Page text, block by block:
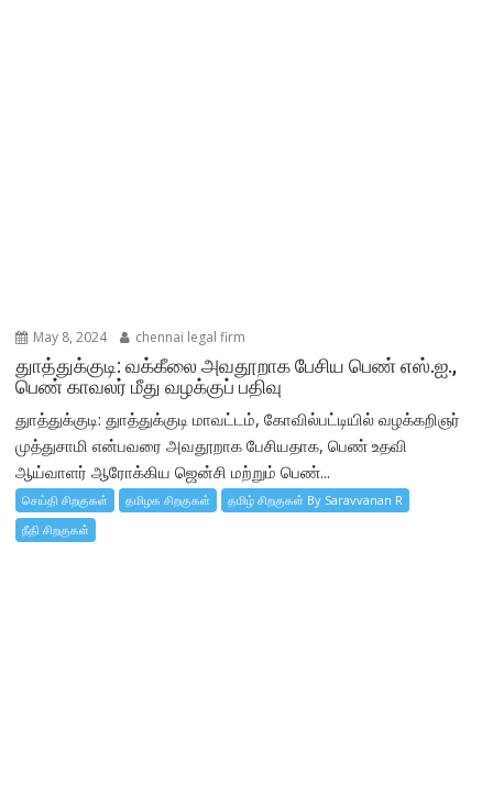
May 8, 2024 chennai legal firm
துாத்துக்குடி: வக்கீலை அவதூறாக பேசிய பெண் எஸ்.ஐ.,
பெண் காவலர் மீது வழக்குப் பதிவு
துாத்துக்குடி: துாத்துக்குடி மாவட்டம், கோவில்பட்டியில் வழக்கறிஞர்
முத்துசாமி என்பவரை அவதூறாக பேசியதாக, பெண் உதவி
ஆய்வாளர் ஆரோக்கிய ஜென்சி மற்றும் பெண்...
செய்தி சிறகுகள் தமிழக சிறகுகள்
தமிழ் சிறகுகள் By Saravvanan R
நீதி சிறகுகள்